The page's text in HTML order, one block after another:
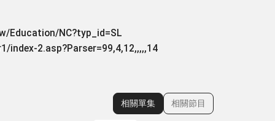
Education/NC?typ_id=SL
index-2.asp?Parser=99,4,12,,,,,14
顯示相關單集
相關單集 相關節目